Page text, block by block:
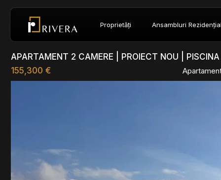
Proprietăți Ansambluri
APARTAMENT 2 CAMERE | PROIECT NOU |
155,300 €